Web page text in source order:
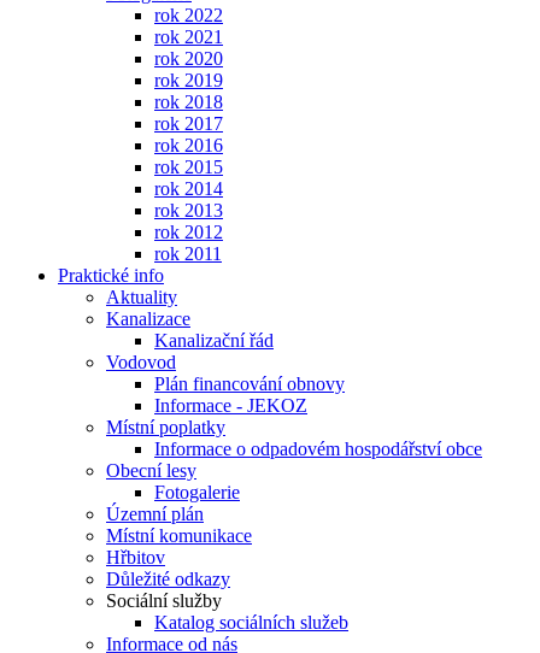
rok 2022
rok 2021
rok 2020
rok 2019
rok 2018
rok 2017
rok 2016
rok 2015
rok 2014
rok 2013
rok 2012
rok 2011
Praktické info
Aktuality
Kanalizace
Kanalizační řád
Vodovod
Plán financování obnovy
Informace - JEKOZ
Místní poplatky
Informace o odpadovém hospodářství obce
Obecní lesy
Fotogalerie
Územní plán
Místní komunikace
Hřbitov
Důležité odkazy
Sociální služby
Katalog sociálních služeb
Informace od nás